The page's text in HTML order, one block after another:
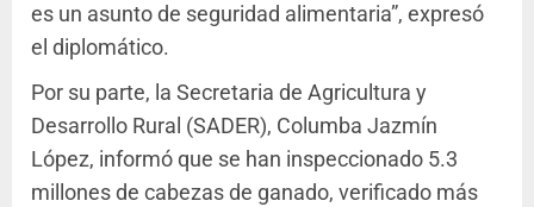
es un asunto de seguridad alimentaria”, expresó
el diplomático.
Por su parte, la Secretaria de Agricultura y
Desarrollo Rural (SADER), Columba Jazmín
López, informó que se han inspeccionado 5.3
millones de cabezas de ganado, verificado más